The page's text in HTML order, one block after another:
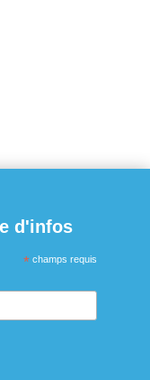
d'infos
* champs requis